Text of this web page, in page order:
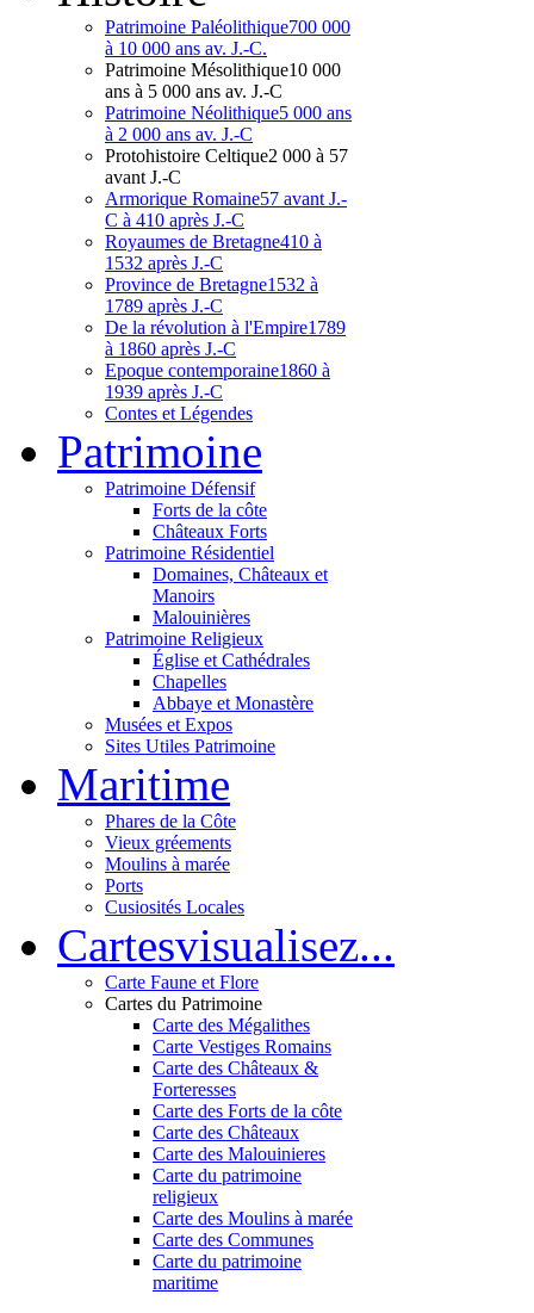
Patrimoine Paléolithique700 000
à 10 000 ans av. J.-C.
Patrimoine Mésolithique10 000
ans à 5 000 ans av. J.-C
Patrimoine Néolithique5 000 ans
à 2 000 ans av. J.-C
Protohistoire Celtique2 000 à 57
avant J.-C
Armorique Romaine57 avant J.-
C à 410 après J.-C
Royaumes de Bretagne410 à
1532 après J.-C
Province de Bretagne1532 à
1789 après J.-C
De la révolution à l'Empire1789
à 1860 après J.-C
Epoque contemporaine1860 à
1939 après J.-C
Contes et Légendes
Patrimoine
Patrimoine Défensif
Forts de la côte
Châteaux Forts
Patrimoine Résidentiel
Domaines, Châteaux et
Manoirs
Malouinières
Patrimoine Religieux
Église et Cathédrales
Chapelles
Abbaye et Monastère
Musées et Expos
Sites Utiles Patrimoine
Maritime
Phares de la Côte
Vieux gréements
Moulins à marée
Ports
Cusiosités Locales
Cartesvisualisez...
Carte Faune et Flore
Cartes du Patrimoine
Carte des Mégalithes
Carte Vestiges Romains
Carte des Châteaux &
Forteresses
Carte des Forts de la côte
Carte des Châteaux
Carte des Malouinieres
Carte du patrimoine
religieux
Carte des Moulins à marée
Carte des Communes
Carte du patrimoine
maritime